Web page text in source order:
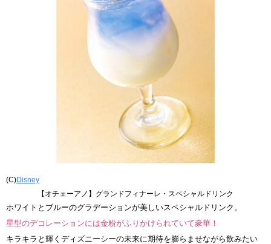
(C)Disney
【オチェーアノ】グランドフィナーレ・スペシャルドリンク
ホワイトとブルーのグラデーションが美しいスペシャルドリンク。
星型のデコレーションには金粉がふりかけられていて豪華！
キラキラと輝くディズニーシーの未来に期待を膨らませながら飲みたい